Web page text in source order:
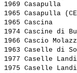
1969 Casapulla
1965 Casapulla
1965 Cascina
1974 Cascine
1966 Cascio
1963 Caselle di
1977 Caselle
1975 Caselle